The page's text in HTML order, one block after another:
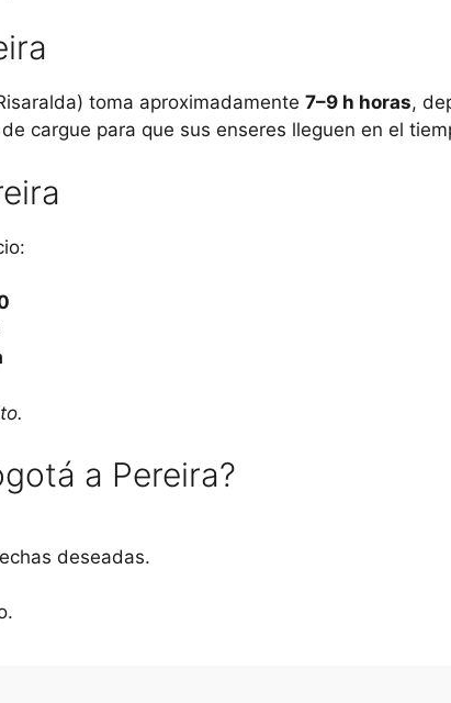
toma aproximadamente 7–9 h horas,
cargue para que sus enseres lleguen en el
a Pereira?
deseadas.